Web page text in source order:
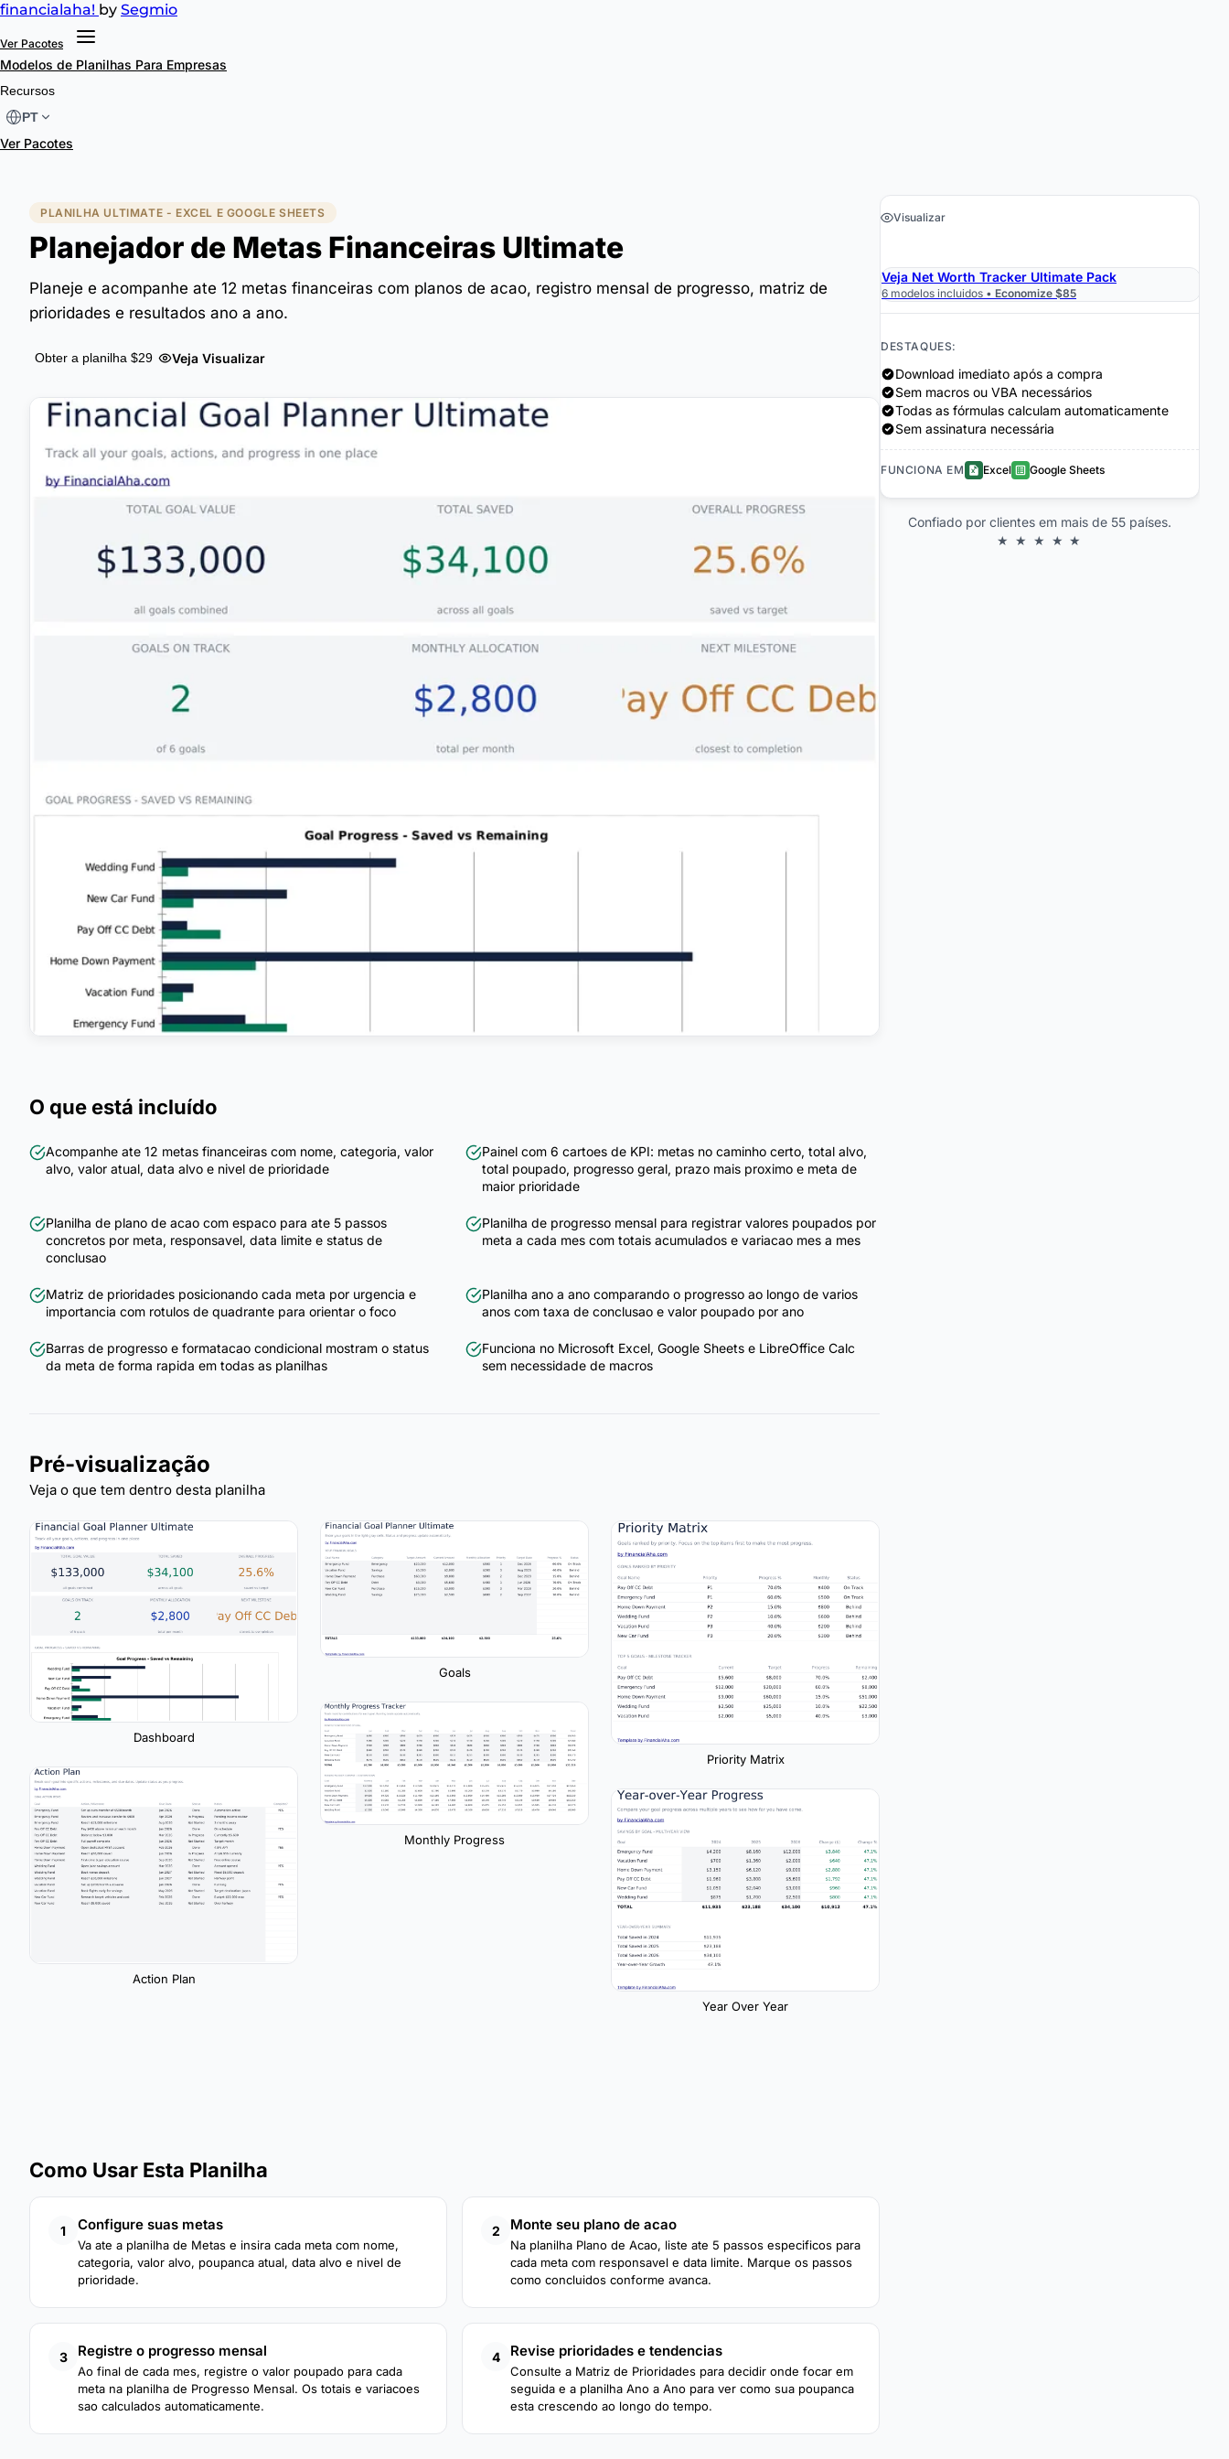
financialaha! by Segmio
Ver Pacotes
Modelos de Planilhas Para Empresas
Recursos
PT
Ver Pacotes
PLANILHA ULTIMATE - EXCEL E GOOGLE SHEETS
Planejador de Metas Financeiras Ultimate
Planeje e acompanhe ate 12 metas financeiras com planos de acao, registro mensal de progresso, matriz de
prioridades e resultados ano a ano.
Obter a planilha $29 Veja Visualizar
O que está incluído
Acompanhe ate 12 metas financeiras com nome, categoria, valor
alvo, valor atual, data alvo e nivel de prioridade
Painel com 6 cartoes de KPI: metas no caminho certo, total alvo,
total poupado, progresso geral, prazo mais proximo e meta de
maior prioridade
Planilha de plano de acao com espaco para ate 5 passos
concretos por meta, responsavel, data limite e status de
conclusao
Planilha de progresso mensal para registrar valores poupados por
meta a cada mes com totais acumulados e variacao mes a mes
Matriz de prioridades posicionando cada meta por urgencia e
importancia com rotulos de quadrante para orientar o foco
Planilha ano a ano comparando o progresso ao longo de varios
anos com taxa de conclusao e valor poupado por ano
Barras de progresso e formatacao condicional mostram o status
da meta de forma rapida em todas as planilhas
Funciona no Microsoft Excel, Google Sheets e LibreOffice Calc
sem necessidade de macros
Pré-visualização
Veja o que tem dentro desta planilha
Dashboard
Action Plan
Goals
Monthly Progress
Priority Matrix
Year Over Year
Como Usar Esta Planilha
1 Configure suas metas
Va ate a planilha de Metas e insira cada meta com nome,
categoria, valor alvo, poupanca atual, data alvo e nivel de
prioridade.
2 Monte seu plano de acao
Na planilha Plano de Acao, liste ate 5 passos especificos para
cada meta com responsavel e data limite. Marque os passos
como concluidos conforme avanca.
3 Registre o progresso mensal
Ao final de cada mes, registre o valor poupado para cada
meta na planilha de Progresso Mensal. Os totais e variacoes
sao calculados automaticamente.
4 Revise prioridades e tendencias
Consulte a Matriz de Prioridades para decidir onde focar em
seguida e a planilha Ano a Ano para ver como sua poupanca
esta crescendo ao longo do tempo.
Visualizar
Veja Net Worth Tracker Ultimate Pack
6 modelos incluidos • Economize $85
DESTAQUES:
Download imediato após a compra
Sem macros ou VBA necessários
Todas as fórmulas calculam automaticamente
Sem assinatura necessária
FUNCIONA EM Excel Google Sheets
Confiado por clientes em mais de 55 países.
★ ★ ★ ★ ★